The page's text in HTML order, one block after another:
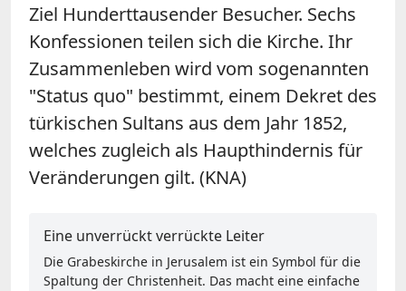
Ziel Hunderttausender Besucher. Sechs
Konfessionen teilen sich die Kirche. Ihr
Zusammenleben wird vom sogenannten
"Status quo" bestimmt, einem Dekret des
türkischen Sultans aus dem Jahr 1852,
welches zugleich als Haupthindernis für
Veränderungen gilt. (KNA)
Eine unverrückt verrückte Leiter
Die Grabeskirche in Jerusalem ist ein Symbol für die
Spaltung der Christenheit. Das macht eine einfache